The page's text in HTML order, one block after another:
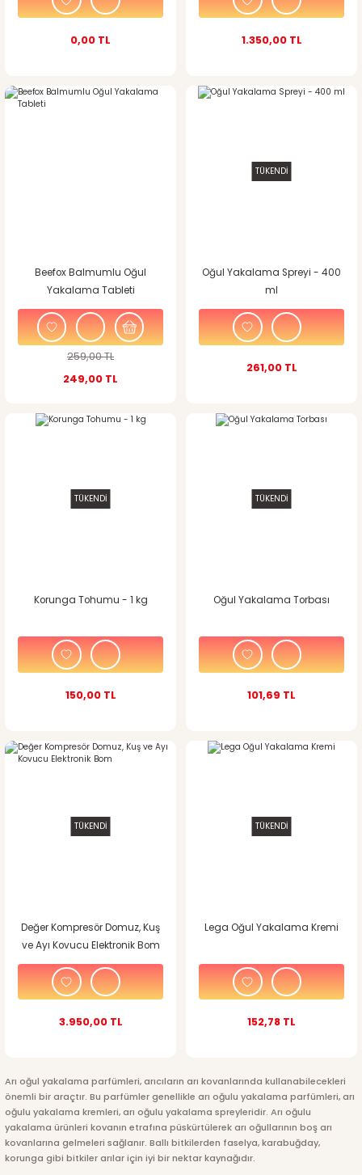
0,00 TL 1.350,00 TL
%4
Beefox Balmumlu Oğul
Yakalama Tableti
259,00 TL
249,00 TL
TÜKENDİ
Oğul Yakalama Spreyi - 400
ml
261,00 TL
TÜKENDİ
Korunga Tohumu - 1 kg
150,00 TL
TÜKENDİ
Oğul Yakalama Torbası
101,69 TL
TÜKENDİ
Değer Kompresör Domuz, Kuş
ve Ayı Kovucu Elektronik Bom
3.950,00 TL
TÜKENDİ
Lega Oğul Yakalama Kremi
152,78 TL
Arı oğul yakalama parfümleri, arıcıların arı kovanlarında kullanabilecekleri
önemli bir araçtır. Bu parfümler genellikle arı oğulu yakalama parfümleri, arı
oğulu yakalama kremleri, arı oğulu yakalama spreyleridir. Arı oğulu
yakalama ürünleri kovanın etrafına püskürtülerek arı oğullarının boş arı
kovanlarına gelmeleri sağlanır. Ballı bitkilerden faselya, karabuğday,
korunga gibi bitkiler arılar için iyi bir nektar kaynağıdır.